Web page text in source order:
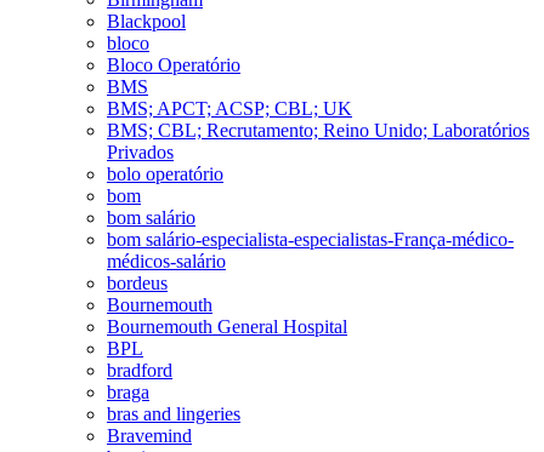
Blackpool
bloco
Bloco Operatório
BMS
BMS; APCT; ACSP; CBL; UK
BMS; CBL; Recrutamento; Reino Unido; Laboratórios
Privados
bolo operatório
bom
bom salário
bom salário-especialista-especialistas-França-médico-
médicos-salário
bordeus
Bournemouth
Bournemouth General Hospital
BPL
bradford
braga
bras and lingeries
Bravemind